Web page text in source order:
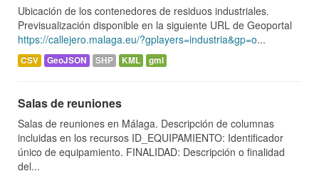
Ubicación de los contenedores de residuos industriales.
Previsualización disponible en la siguiente URL de Geoportal
https://callejero.malaga.eu/?gplayers=industria&gp=o...
CSV GeoJSON SHP KML gml
Salas de reuniones
Salas de reuniones en Málaga. Descripción de columnas
incluidas en los recursos ID_EQUIPAMIENTO: Identificador
único de equipamiento. FINALIDAD: Descripción o finalidad
del...